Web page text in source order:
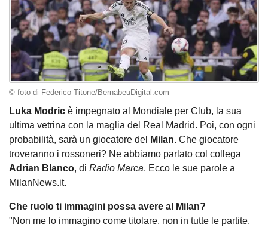
© foto di Federico Titone/BernabeuDigital.com
Luka Modric è impegnato al Mondiale per Club, la sua
ultima vetrina con la maglia del Real Madrid. Poi, con ogni
probabilità, sarà un giocatore del
Milan. Che giocatore
troveranno i rossoneri? Ne abbiamo parlato col collega
Adrian Blanco, di Radio Marca. Ecco le sue parole a
MilanNews.it.
Che ruolo ti immagini possa avere al Milan?
"Non me lo immagino come titolare, non in tutte le partite.